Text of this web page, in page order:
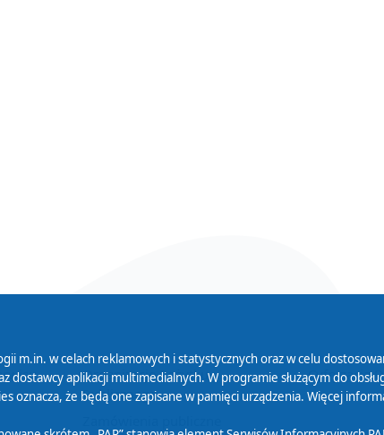
Organizacje Pożytku
Publicznego
Cyfryzacja
m.in. w celach reklamowych i statystycznych oraz w celu
dostawcy aplikacji multimedialnych. W programie służącym do
że będą one zapisane w pamięci urządzenia. Więcej